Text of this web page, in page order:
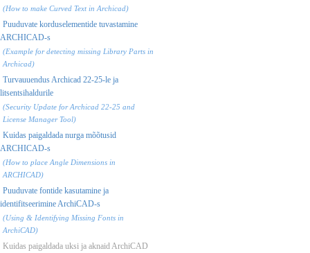
(How to make Curved Text in Archicad)
Puuduvate korduselementide tuvastamine
ARCHICAD-s
(Example for detecting missing Library Parts in
Archicad)
Turvauuendus Archicad 22-25-le ja
litsentsihaldurile
(Security Update for Archicad 22-25 and
License Manager Tool)
Kuidas paigaldada nurga mõõtusid
ARCHICAD-s
(How to place Angle Dimensions in
ARCHICAD)
Puuduvate fontide kasutamine ja
identifitseerimine ArchiCAD-s
(Using & Identifying Missing Fonts in
ArchiCAD)
Kuidas paigaldada uksi ja aknaid ArchiCAD